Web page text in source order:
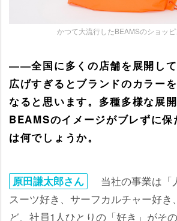
かつて大流行したBEAMSのショッ
――全国に多くの店舗を展開し
広げすぎるとブランドのカラー
なると思います。多種多様な展開
BEAMSのイメージがブレずに保
は何でしょうか。
原田謙太郎さん
当社の事業は「
スーツ好き、サーフカルチャー好き
ど、社員1人ひとりの「好き」がそ